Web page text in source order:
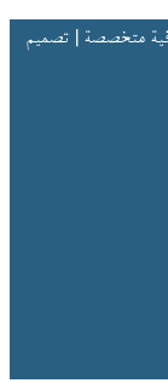
متخصصة | تصميم